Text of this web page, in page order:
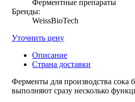
Ферментные препараты
Бренды:
WeissBioTech
Уточнить цену
Описание
Страна доставки
Ферменты для производства сока
выполняют сразу несколько